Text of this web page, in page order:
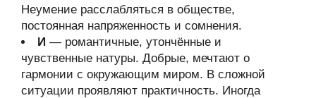
Неумение расслабляться в обществе,
постоянная напряженность и сомнения.
И — романтичные, утончённые и
чувственные натуры. Добрые, мечтают о
гармонии с окружающим миром. В сложной
ситуации проявляют практичность. Иногда